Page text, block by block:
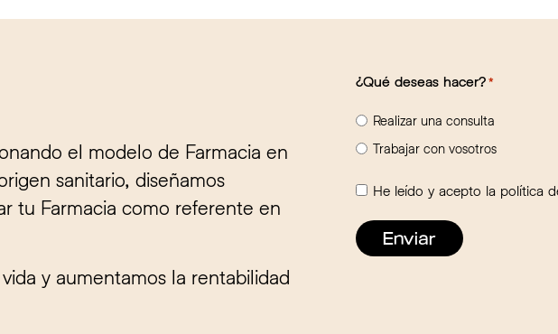
el modelo de Farmacia en
sanitario, diseñamos
tu Farmacia como referente en
y aumentamos la rentabilidad
¿Qué deseas hacer? *
Realizar una consulta
Trabajar con vosotros
Consentimiento
He leído y acepto la política